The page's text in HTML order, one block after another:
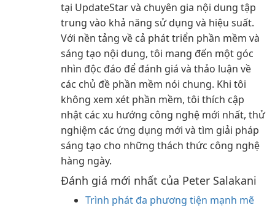
tại UpdateStar và chuyên gia nội dung tập
trung vào khả năng sử dụng và hiệu suất.
Với nền tảng về cả phát triển phần mềm và
sáng tạo nội dung, tôi mang đến một góc
nhìn độc đáo để đánh giá và thảo luận về
các chủ đề phần mềm nói chung. Khi tôi
không xem xét phần mềm, tôi thích cập
nhật các xu hướng công nghệ mới nhất, thử
nghiệm các ứng dụng mới và tìm giải pháp
sáng tạo cho những thách thức công nghệ
hàng ngày.
Đánh giá mới nhất của Peter Salakani
Trình phát đa phương tiện mạnh mẽ